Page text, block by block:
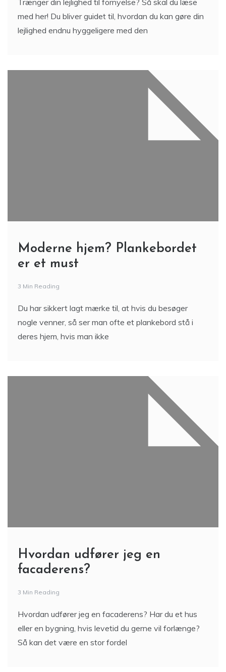
Trænger din lejlighed til fornyelse? Så skal du læse
med her! Du bliver guidet til, hvordan du kan gøre din
lejlighed endnu hyggeligere med den
Moderne hjem? Plankebordet
er et must
3 Min Reading
Du har sikkert lagt mærke til, at hvis du besøger
nogle venner, så ser man ofte et plankebord stå i
deres hjem, hvis man ikke
Hvordan udfører jeg en
facaderens?
3 Min Reading
Hvordan udfører jeg en facaderens? Har du et hus
eller en bygning, hvis levetid du gerne vil forlænge?
Så kan det være en stor fordel